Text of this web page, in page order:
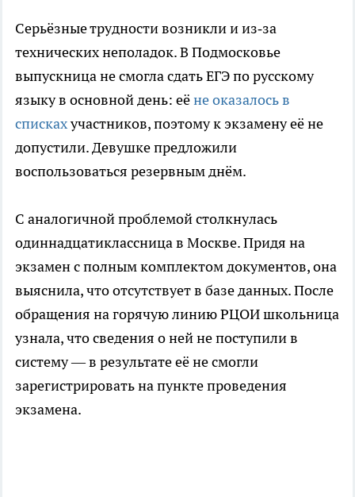
Серьёзные трудности возникли и из‑за
технических неполадок. В Подмосковье
выпускница не смогла сдать ЕГЭ по русскому
языку в основной день: еёне оказалось в
спискахучастников, поэтому к экзамену её не
допустили. Девушке предложили
воспользоваться резервным днём.
С аналогичной проблемой столкнулась
одиннадцатиклассница в Москве. Придя на
экзамен с полным комплектом документов, она
выяснила, что отсутствует в базе данных. После
обращения на горячую линию РЦОИ школьница
узнала, что сведения о ней не поступили в
систему — в результате её не смогли
зарегистрировать на пункте проведения
экзамена.